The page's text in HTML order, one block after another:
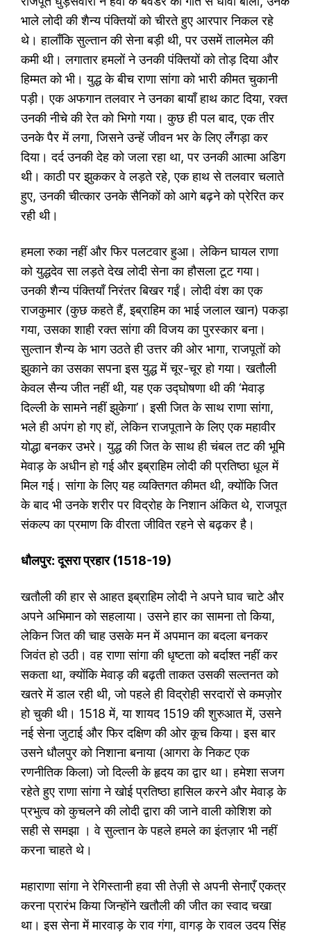
भाले लोदी की शैन्य पंक्तियों को चीरते हुए आरपार निकल रहे
थे। हालाँकि सुल्तान की सेना बड़ी थी, पर उसमें तालमेल की
कमी थी। लगातार हमलों ने उनकी पंक्तियों को तोड़ दिया और
हिम्मत को भी। युद्ध के बीच राणा सांगा को भारी कीमत चुकानी
पड़ी। एक अफगान तलवार ने उनका बायाँ हाथ काट दिया, रक्त
उनकी नीचे की रेत को भिगो गया। कुछ ही पल बाद, एक तीर
उनके पैर में लगा, जिसने उन्हें जीवन भर के लिए लँगड़ा कर
दिया। दर्द उनकी देह को जला रहा था, पर उनकी आत्मा अडिग
थी। काठी पर झुककर वे लड़ते रहे, एक हाथ से तलवार चलाते
हुए, उनकी चीत्कार उनके सैनिकों को आगे बढ़ने को प्रेरित कर
रही थी।
हमला रुका नहीं और फिर पलटवार हुआ। लेकिन घायल राणा
को युद्धदेव सा लड़ते देख लोदी सेना का हौसला टूट गया।
उनकी शैन्य पंक्तियाँ निरंतर बिखर गईं। लोदी वंश का एक
राजकुमार (कुछ कहते हैं, इब्राहिम का भाई जलाल खान) पकड़ा
गया, उसका शाही रक्त सांगा की विजय का पुरस्कार बना।
सुल्तान शैन्य के भाग उठते ही उत्तर की ओर भागा, राजपूतों को
झुकाने का उसका सपना इस युद्ध में चूर-चूर हो गया। खतौली
केवल सैन्य जीत नहीं थी, यह एक उद्घोषणा थी की ‘मेवाड़
दिल्ली के सामने नहीं झुकेगा’। इसी जित के साथ राणा सांगा,
भले ही अपंग हो गए हों, लेकिन राजपूताने के लिए एक महावीर
योद्धा बनकर उभरे। युद्ध की जित के साथ ही चंबल तट की भूमि
मेवाड़ के अधीन हो गई और इब्राहिम लोदी की प्रतिष्ठा धूल में
मिल गई। सांगा के लिए यह व्यक्तिगत कीमत थी, क्योंकि जित
के बाद भी उनके शरीर पर विद्रोह के निशान अंकित थे, राजपूत
संकल्प का प्रमाण कि वीरता जीवित रहने से बढ़कर है।
धौलपुर: दूसरा प्रहार (1518-19)
खतौली की हार से आहत इब्राहिम लोदी ने अपने घाव चाटे और
अपने अभिमान को सहलाया। उसने हार का सामना तो किया,
लेकिन जित की चाह उसके मन में अपमान का बदला बनकर
जिवंत हो उठी। वह राणा सांगा की धृष्टता को बर्दाश्त नहीं कर
सकता था, क्योंकि मेवाड़ की बढ़ती ताकत उसकी सल्तनत को
खतरे में डाल रही थी, जो पहले ही विद्रोही सरदारों से कमज़ोर
हो चुकी थी। 1518 में, या शायद 1519 की शुरुआत में, उसने
नई सेना जुटाई और फिर दक्षिण की ओर कूच किया। इस बार
उसने धौलपुर को निशाना बनाया (आगरा के निकट एक
रणनीतिक किला) जो दिल्ली के हृदय का द्वार था। हमेशा सजग
रहेते हुए राणा सांगा ने खोई प्रतिष्ठा हासिल करने और मेवाड़ के
प्रभुत्व को कुचलने की लोदी द्वारा की जाने वाली कोशिश को
सही से समझा । वे सुल्तान के पहले हमले का इंतज़ार भी नहीं
करना चाहते थे।
महाराणा सांगा ने रेगिस्तानी हवा सी तेज़ी से अपनी सेनाएँ एकत्र
करना प्रारंभ किया जिन्होंने खतौली की जीत का स्वाद चखा
था। इस सेना में मारवाड़ के राव गंगा, वागड़ के रावल उदय सिंह